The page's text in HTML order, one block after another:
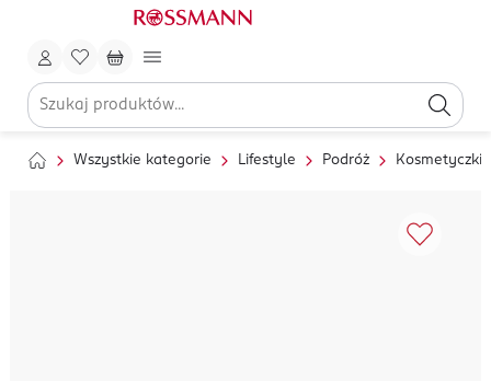
Wszystkie kategorie Lifestyle Podróż Kosmetyczki